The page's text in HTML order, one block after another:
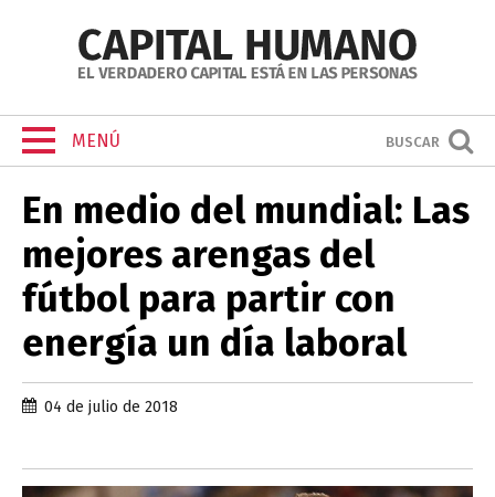
MENÚ BUSCAR
En medio del mundial: Las
mejores arengas del
fútbol para partir con
energía un día laboral
04 de julio de 2018